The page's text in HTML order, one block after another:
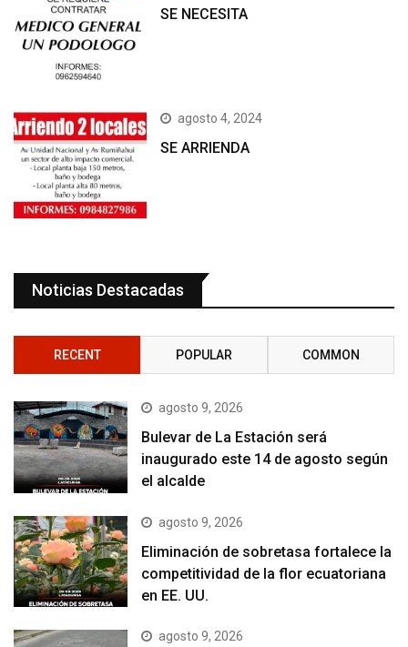
SE NECESITA
agosto 4, 2024
SE ARRIENDA
Noticias Destacadas
RECENT POPULAR COMMON
agosto 9, 2026
Bulevar de La Estación será
inaugurado este 14 de agosto según
el alcalde
agosto 9, 2026
Eliminación de sobretasa fortalece la
competitividad de la flor ecuatoriana
en EE. UU.
agosto 9, 2026